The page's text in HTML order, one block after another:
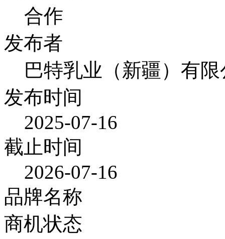
合作
发布者
巴特乳业（新疆）有
发布时间
2025-07-16
截止时间
2026-07-16
品牌名称
商机状态